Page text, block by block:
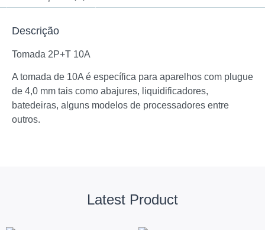
Descrição
Tomada 2P+T 10A
A tomada de 10A é específica para aparelhos com plugue
de 4,0 mm tais como abajures, liquidificadores,
batedeiras, alguns modelos de processadores entre
outros.
Latest Product